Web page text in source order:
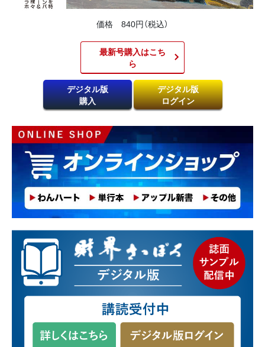
価格 840円（税込）
最新号購入はこち
ら​
デジタル版
購入
デジタル版
ログイン